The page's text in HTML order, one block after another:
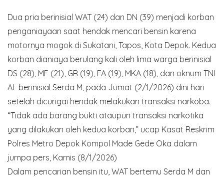
Dua pria berinisial WAT (24) dan DN (39) menjadi korban
penganiayaan saat hendak mencari bensin karena
motornya mogok di Sukatani, Tapos, Kota Depok. Kedua
korban dianiaya berulang kali oleh lima warga berinisial
DS (28), MF (21), GR (19), FA (19), MKA (18), dan oknum TNI
AL berinisial Serda M, pada Jumat (2/1/2026) dini hari
setelah dicurigai hendak melakukan transaksi narkoba.
“Tidak ada barang bukti ataupun transaksi narkotika
yang dilakukan oleh kedua korban,” ucap Kasat Reskrim
Polres Metro Depok Kompol Made Gede Oka dalam
jumpa pers, Kamis (8/1/2026)
Dalam pencarian bensin itu, WAT bertemu Serda M dan